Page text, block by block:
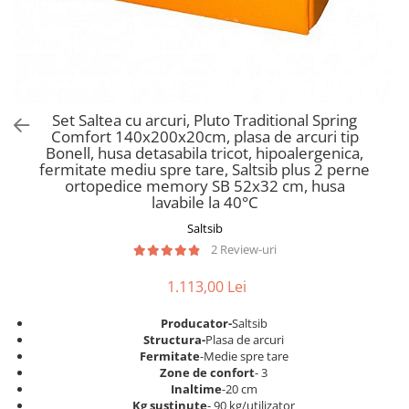
Saltele Pocket
Saltele Memory Pocket
Saltele cu plasa arcuri
Saltele cu spuma
Saltele cu spuma
Saltele cu spuma poliuretanica
Saltele 160x200
Saltele 180x200
Top saltele
Scaune pentru living
Seturi comode living si vitrine
Mobila living
Dulap birou
Birouri
Scaune pentru birou
Scaune pentru vizitatori
Scaune birou copii
Scaune resigilate
Scaune gradinita
Scaune conferinta
Set Saltea cu arcuri, Pluto Traditional Spring
Comfort 140x200x20cm, plasa de arcuri tip
Bonell, husa detasabila tricot, hipoalergenica,
fermitate mediu spre tare, Saltsib plus 2 perne
ortopedice memory SB 52x32 cm, husa
lavabile la 40°C
Saltsib
2 Review-uri
1.113,00 Lei
Producator-Saltsib
Structura-Plasa de arcuri
Fermitate-Medie spre tare
Zone de confort- 3
Inaltime-20 cm
Kg sustinute- 90 kg/utilizator